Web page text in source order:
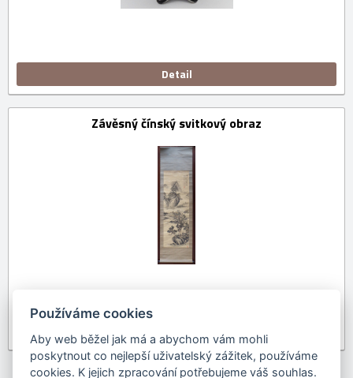
Detail
Závěsný čínský svitkový obraz
Používáme cookies
Aby web běžel jak má a abychom vám mohli
poskytnout co nejlepší uživatelský zážitek, používáme
cookies. K jejich zpracování potřebujeme váš souhlas.